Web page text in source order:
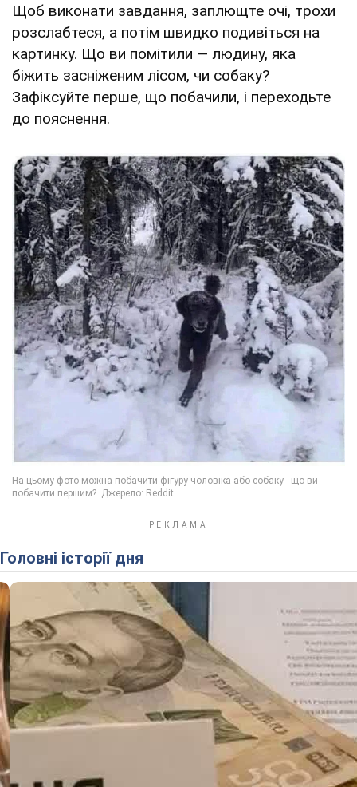
Щоб виконати завдання, заплющте очі, трохи
розслабтеся, а потім швидко подивіться на
картинку. Що ви помітили — людину, яка
біжить засніженим лісом, чи собаку?
Зафіксуйте перше, що побачили, і переходьте
до пояснення.
Головні історії дня